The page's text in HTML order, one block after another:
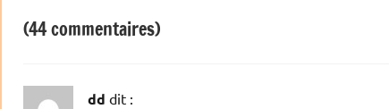
(44 commentaires)
dd dit :